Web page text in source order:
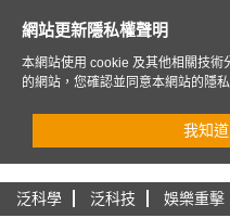
泛科學 泛科技 娛樂重擊
網站更新隱私權聲明
本網站使用 cookie 及其他相關技術
的網站，您確認並同意本網站的隱
我知